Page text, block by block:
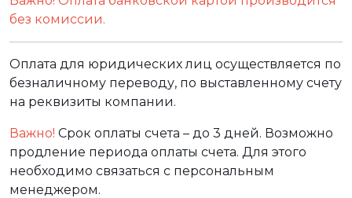
без комиссии.
Оплата для юридических лиц осуществляется по
безналичному переводу, по выставленному счету
на реквизиты компании.
Важно! Срок оплаты счета – до 3 дней. Возможно
продление периода оплаты счета. Для этого
необходимо связаться с персональным
менеджером.